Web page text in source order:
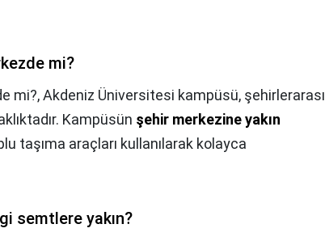
mi?
mi?,Akdeniz Üniversitesi kampüsü, şehirlerarası
Kampüsün şehir merkezine yakın
taşıma araçları kullanılarak kolayca
semtlere yakın?